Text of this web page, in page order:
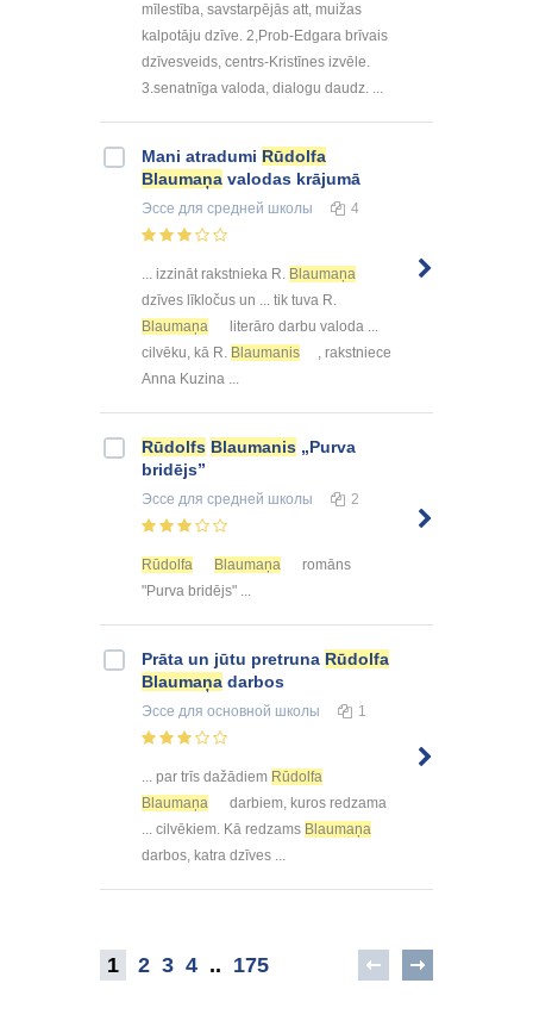
mīlestība, savstarpējās att, muižas
kalpotāju dzīve. 2,Prob-Edgara brīvais
dzīvesveids, centrs-Kristīnes izvēle.
3.senatnīga valoda, dialogu daudz. ...
Mani atradumi Rūdolfa
Blaumaņa valodas krājumā
Эссе для средней школы 4
... izzināt rakstnieka R. Blaumaņa
dzīves līkločus un ... tik tuva R.
Blaumaņa
literāro darbu valoda ...
cilvēku, kā R. Blaumanis
, rakstniece
Anna Kuzina ...
Rūdolfs Blaumanis „Purva
bridējs”
Эссе для средней школы 2
Rūdolfa Blaumaņa
romāns
"Purva bridējs" ...
Prāta un jūtu pretruna Rūdolfa
Blaumaņa darbos
Эссе для основной школы 1
... par trīs dažādiem Rūdolfa
Blaumaņa
darbiem, kuros redzama
... cilvēkiem. Kā redzams Blaumaņa
darbos, katra dzīves ...
1 2 3 4 .. 175